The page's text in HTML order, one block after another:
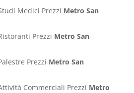
Medici Prezzi Metro San
Prezzi Metro San
Prezzi Metro San
Commerciali Prezzi Metro